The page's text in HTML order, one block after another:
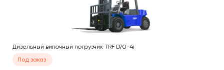
Дизельный вилочный погрузчик TRF D70-4i
Под заказ